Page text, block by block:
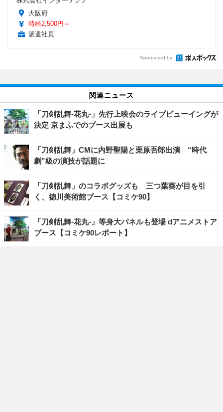
大阪府
時給2,500円～
派遣社員
Sponsored by
関連ニュース
「刀剣乱舞-花丸-」先行上映会のライブビューイングが
決定 京まふでのブース出展も
「刀剣乱舞」CMに内野聖陽と栗原吾郎出演 “時代
劇”級の演技が話題に
「刀剣乱舞」のコラボグッズも 三つ葉葵が目を引
く、徳川美術館ブース【コミケ90】
「刀剣乱舞-花丸-」等身大パネルも登場 dアニメストア
ブース【コミケ90レポート】